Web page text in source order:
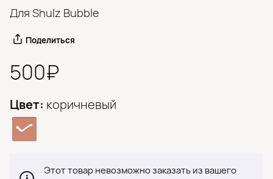
Для Shulz Bubble
Поделиться
500₽
Цвет: коричневый
Этот товар невозможно заказать из вашего